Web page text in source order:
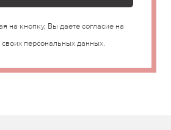
на кнопку, Вы даете согласие на
своих персональных данных.